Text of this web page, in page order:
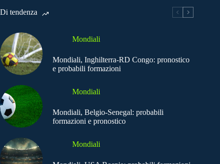
Di tendenza
Mondiali
Mondiali, Inghilterra-RD Congo: pronostico
e probabili formazioni
Mondiali
Mondiali, Belgio-Senegal: probabili
formazioni e pronostico
Mondiali